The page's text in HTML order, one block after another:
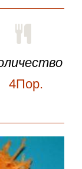
4Пор.